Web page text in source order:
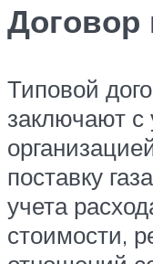
Договор
Типовой
заключают
поставку
учета
стоимости,